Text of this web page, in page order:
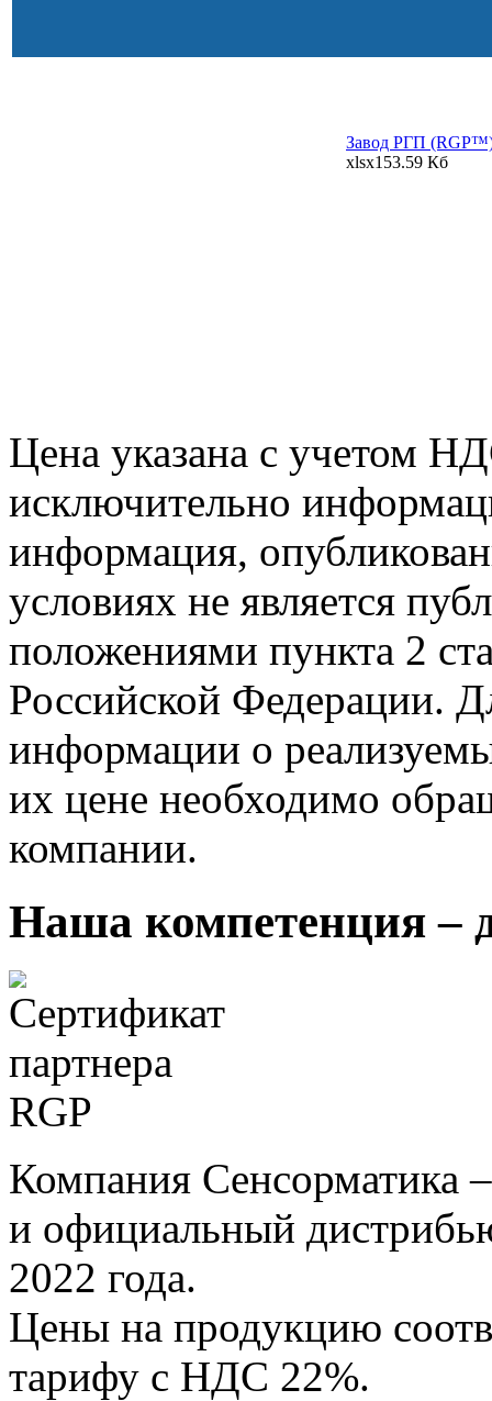
Завод РГП
xlsx153.59 Кб
Цена указана с учетом
исключительно
информация,
условиях не является
положениями пункта 2
Российской Федерации.
информации о
их цене необходимо
компании.
Наша компетенция –
Компания Сенсорматика
и официальный
2022 года.
Цены на продукцию
тарифу с НДС 22%.